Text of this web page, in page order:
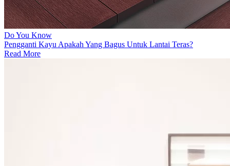
Do You Know
Pengganti Kayu Apakah Yang Bagus Untuk Lantai Teras?
Read More